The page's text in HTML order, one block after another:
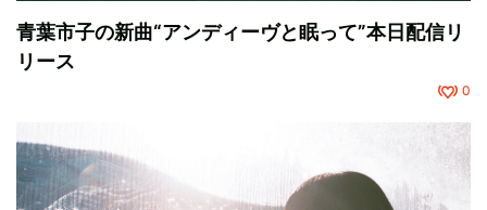
青葉市子の新曲“アンディーヴと眠って”本日配信リ
リース
0